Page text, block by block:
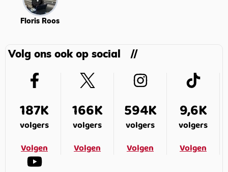
Floris Roos
Volg ons ook op social
187K
volgers
Volgen
166K
volgers
Volgen
594K
volgers
Volgen
9,6K
volgers
Volgen